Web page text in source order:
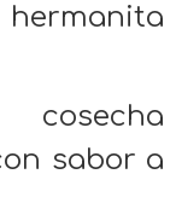
sabor a